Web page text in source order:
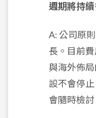
週期將持續
A: 公司原
長。目前
與海外佈
設不會停
會隨時檢